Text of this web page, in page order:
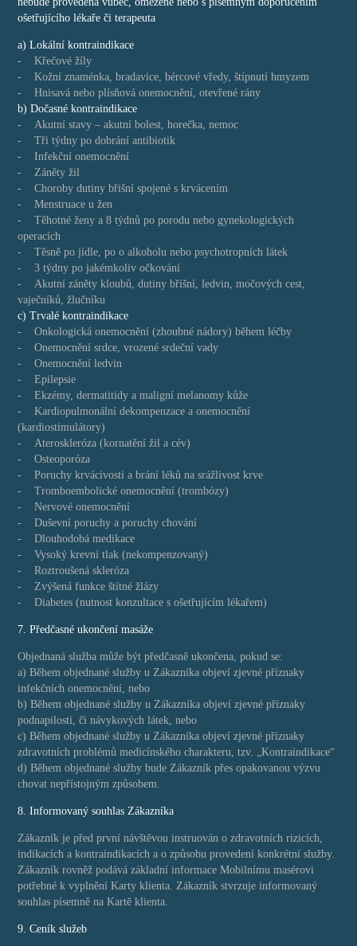
ošetřujícího lékaře či terapeuta
a) Lokální kontraindikace
- Křečové žíly
- Kožní znaménka, bradavice, bércové vředy, štípnutí hmyzem
- Hnisavá nebo plísňová onemocnění, otevřené rány
b) Dočasné kontraindikace
- Akutní stavy – akutní bolest, horečka, nemoc
- Tři týdny po dobrání antibiotik
- Infekční onemocnění
- Záněty žil
- Choroby dutiny břišní spojené s krvácením
- Menstruace u žen
- Těhotné ženy a 8 týdnů po porodu nebo gynekologických
operacích
- Těsně po jídle, po o alkoholu nebo psychotropních látek
- 3 týdny po jakémkoliv očkování
- Akutní záněty kloubů, dutiny břišní, ledvin, močových cest,
vaječníků, žlučníku
c) Trvalé kontraindikace
- Onkologická onemocnění (zhoubné nádory) během léčby
- Onemocnění srdce, vrozené srdeční vady
- Onemocnění ledvin
- Epilepsie
- Ekzémy, dermatitidy a maligní melanomy kůže
- Kardiopulmonální dekompenzace a onemocnění
(kardiostimulátory)
- Ateroskleróza (kornatění žil a cév)
- Osteoporóza
- Poruchy krvácivosti a brání léků na srážlivost krve
- Tromboembolické onemocnění (trombózy)
- Nervové onemocnění
- Duševní poruchy a poruchy chování
- Dlouhodobá medikace
- Vysoký krevní tlak (nekompenzovaný)
- Roztroušená skleróza
- Zvýšená funkce štítné žlázy
- Diabetes (nutnost konzultace s ošetřujícím lékařem)
7. Předčasné ukončení masáže
Objednaná služba může být předčasně ukončena, pokud se:
a) Během objednané služby u Zákazníka objeví zjevné příznaky
infekčních onemocnění, nebo
b) Během objednané služby u Zákazníka objeví zjevné příznaky
podnapilosti, či návykových látek, nebo
c) Během objednané služby u Zákazníka objeví zjevné příznaky
zdravotních problémů medicínského charakteru, tzv. „Kontraindikace“
d) Během objednané služby bude Zákazník přes opakovanou výzvu
chovat nepřístojným způsobem.
8. Informovaný souhlas Zákazníka
Zákazník je před první návštěvou instruován o zdravotních rizicích,
indikacích a kontraindikacích a o způsobu provedení konkrétní služby.
Zákazník rovněž podává základní informace Mobilnímu masérovi
potřebné k vyplnění Karty klienta. Zákazník stvrzuje informovaný
souhlas písemně na Kartě klienta.
9. Ceník služeb